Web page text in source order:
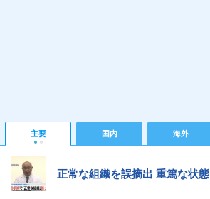
主要 国内 海外
正常な組織を誤摘出 重篤な状態